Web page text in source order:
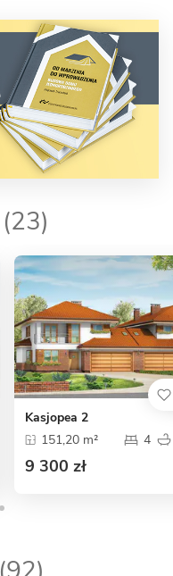
(23)
Kasjopea 2
151,20 m²
4
9 300 zł